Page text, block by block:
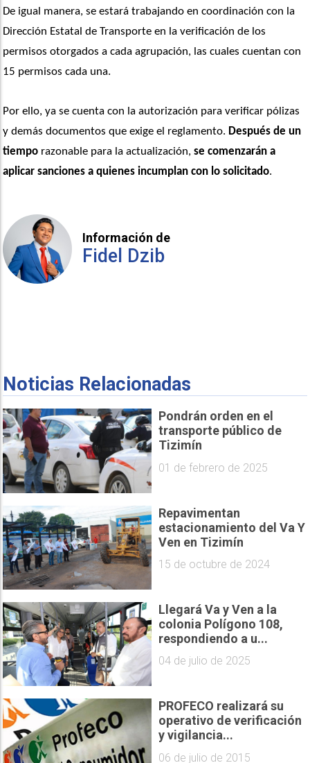
De igual manera, se estará trabajando en coordinación con la
Dirección Estatal de Transporte en la verificación de los
permisos otorgados a cada agrupación, las cuales cuentan con
15 permisos cada una.
Por ello, ya se cuenta con la autorización para verificar pólizas
y demás documentos que exige el reglamento. Después de un
tiempo razonable para la actualización, se comenzarán a
aplicar sanciones a quienes incumplan con lo solicitado.
Información de
Fidel Dzib
Noticias Relacionadas
Pondrán orden en el
transporte público de
Tizimín
01 de febrero de 2025
Repavimentan
estacionamiento del Va Y
Ven en Tizimín
15 de octubre de 2024
Llegará Va y Ven a la
colonia Polígono 108,
respondiendo a u...
04 de julio de 2025
PROFECO realizará su
operativo de verificación
y vigilancia...
06 de julio de 2015